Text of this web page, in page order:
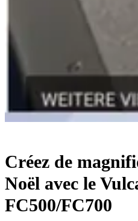
Créez de
Noël avec le
FC500/FC700